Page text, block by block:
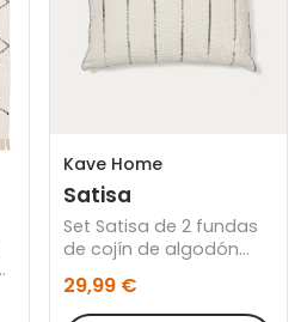
Kave Home
Satisa
Set Satisa de 2 fundas
de cojín de algodón
crudo con fantasía
rayas 50 x 50 cm
29,99 €